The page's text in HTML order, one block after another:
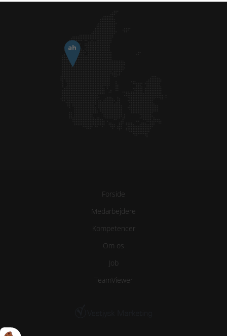
Forside
Medarbejdere
Kompetencer
Om os
Job
TeamViewer